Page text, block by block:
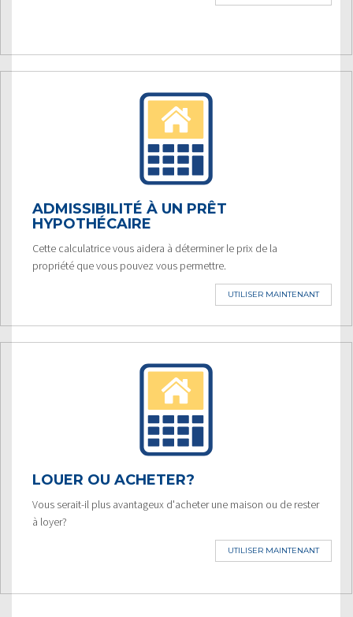
ADMISSIBILITÉ À UN PRÊT
HYPOTHÉCAIRE
Cette calculatrice vous aidera à déterminer le prix de la
propriété que vous pouvez vous permettre.
UTILISER MAINTENANT
LOUER OU ACHETER?
Vous serait-il plus avantageux d'acheter une maison ou de rester
à loyer?
UTILISER MAINTENANT